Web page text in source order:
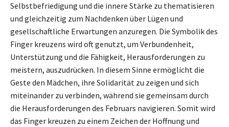
Selbstbefriedigung und die innere Stärke zu thematisieren
und gleichzeitig zum Nachdenken über Lügen und
gesellschaftliche Erwartungen anzuregen. Die Symbolik des
Finger kreuzens wird oft genutzt, um Verbundenheit,
Unterstützung und die Fähigkeit, Herausforderungen zu
meistern, auszudrücken. In diesem Sinne ermöglicht die
Geste den Mädchen, ihre Solidarität zu zeigen und sich
miteinander zu verbinden, während sie gemeinsam durch
die Herausforderungen des Februars navigieren. Somit wird
das Finger kreuzen zu einem Zeichen der Hoffnung und